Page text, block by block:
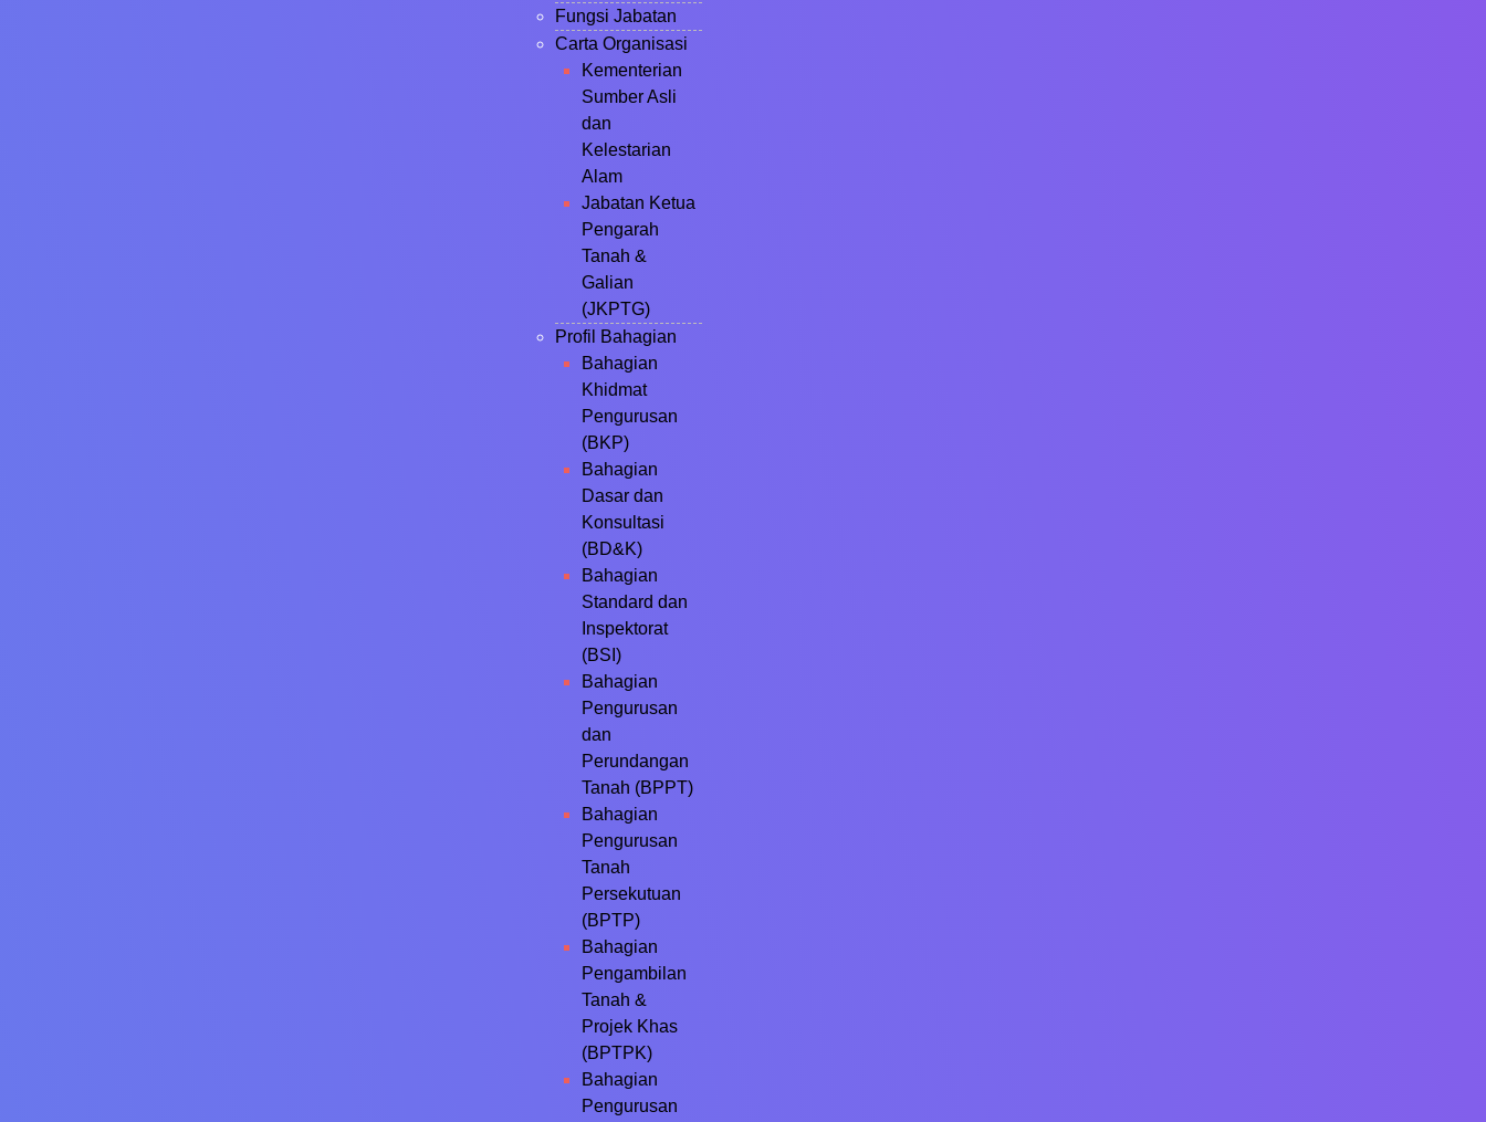
Fungsi Jabatan
Carta Organisasi
Kementerian
Sumber Asli
dan
Kelestarian
Alam
Jabatan Ketua
Pengarah
Tanah &
Galian
(JKPTG)
Profil Bahagian
Bahagian
Khidmat
Pengurusan
(BKP)
Bahagian
Dasar dan
Konsultasi
(BD&K)
Bahagian
Standard dan
Inspektorat
(BSI)
Bahagian
Pengurusan
dan
Perundangan
Tanah (BPPT)
Bahagian
Pengurusan
Tanah
Persekutuan
(BPTP)
Bahagian
Pengambilan
Tanah &
Projek Khas
(BPTPK)
Bahagian
Pengurusan